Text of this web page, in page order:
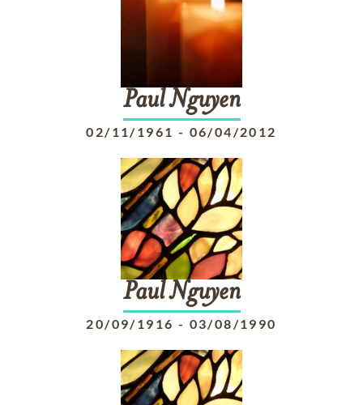
PaulNguyen
02/11/1961 - 06/04/2012
PaulNguyen
20/09/1916 - 03/08/1990